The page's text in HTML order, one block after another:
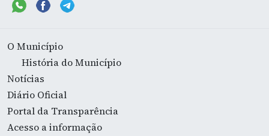
O Município
História do Município
Notícias
Diário Oficial
Portal da Transparência
Acesso a informação